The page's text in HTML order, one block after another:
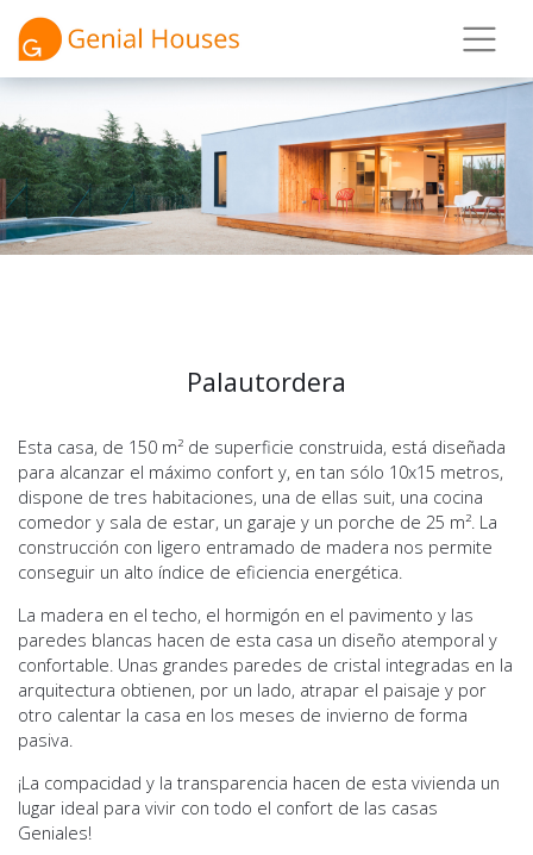
Palautordera
Esta casa, de 150 m² de superficie construida, está diseñada
para alcanzar el máximo confort y, en tan sólo 10x15 metros,
dispone de tres habitaciones, una de ellas suit, una cocina
comedor y sala de estar, un garaje y un porche de 25 m². La
construcción con ligero entramado de madera nos permite
conseguir un alto índice de eficiencia energética.
La madera en el techo, el hormigón en el pavimento y las
paredes blancas hacen de esta casa un diseño atemporal y
confortable. Unas grandes paredes de cristal integradas en la
arquitectura obtienen, por un lado, atrapar el paisaje y por
otro calentar la casa en los meses de invierno de forma
pasiva.
¡La compacidad y la transparencia hacen de esta vivienda un
lugar ideal para vivir con todo el confort de las casas
Geniales!